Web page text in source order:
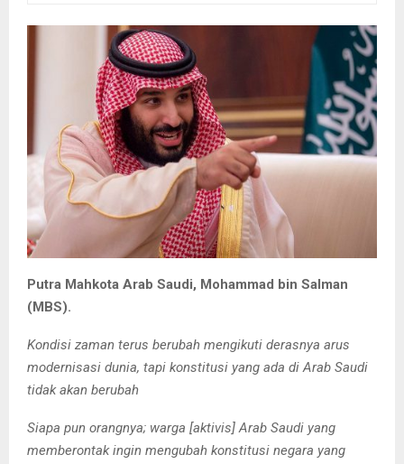
Putra Mahkota Arab Saudi, Mohammad bin Salman
(MBS).
Kondisi zaman terus berubah mengikuti derasnya arus
modernisasi dunia, tapi konstitusi yang ada di Arab Saudi
tidak akan berubah
Siapa pun orangnya; warga [aktivis] Arab Saudi yang
memberontak ingin mengubah konstitusi negara yang